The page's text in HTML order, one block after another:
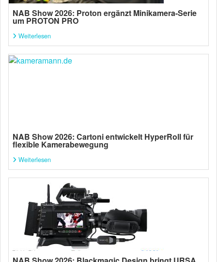
NAB Show 2026: Proton ergänzt Minikamera-Serie
um PROTON PRO
Weiterlesen
NAB Show 2026: Cartoni entwickelt HyperRoll für
flexible Kamerabewegung
Weiterlesen